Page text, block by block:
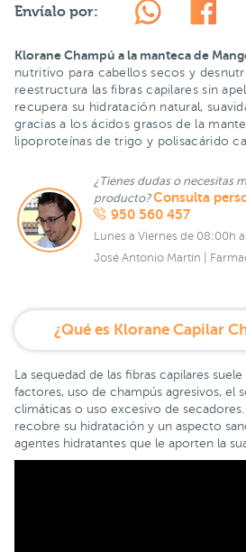
Envíalo por:
Klorane Champú a la manteca de
nutritivo para cabellos secos y
reestructura las fibras capilares sin
recupera su hidratación natural,
gracias a los ácidos grasos de la
lipoproteínas de trigo y polisacárido
¿Tienes dudas o necesitas
producto?Consulta
950 560 457
Lunes a Viernes de 08:00h
José Antonio Martín |
La sequedad de las fibras capilares
factores, uso de champús agresivos, el
climáticas o uso excesivo de
recobre su hidratación y un aspecto
agentes hidratantes que le aporten la